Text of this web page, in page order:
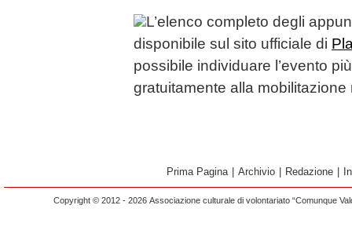
L’elenco completo degli
disponibile sul sito ufficiale di
possibile individuare l’evento
gratuitamente alla mobilitazione
Prima Pagina Archivio Redazione
Copyright © 2012 - 2026 Associazione culturale di volontariato “Comunque